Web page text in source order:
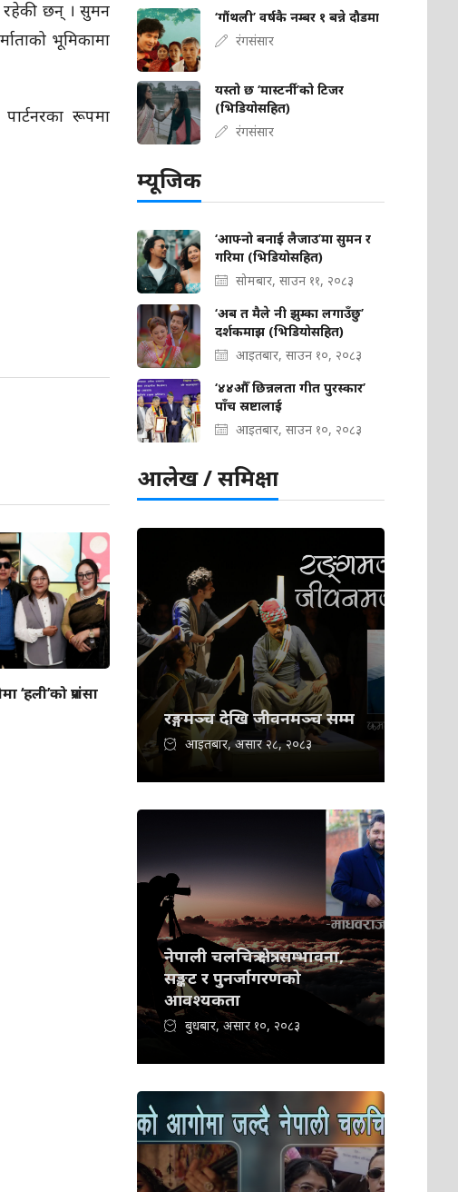
रहेकी छन् । सुमन
भूमिकामा
रूपमा
‘हली’को प्रशंसा
‘गौंथली’ वर्षकै नम्बर १ बन्ने दौडमा
रंगसंसार
यस्तो छ ‘मास्टर्नी’को टिजर
(भिडियोसहित)
रंगसंसार
म्यूजिक
‘आफ्नो बनाई लैजाउ’मा सुमन र
गरिमा (भिडियोसहित)
सोमबार, साउन ११, २०८३
‘अब त मैले नी झुम्का लगाउँछु’
दर्शकमाझ (भिडियोसहित)
आइतबार, साउन १०, २०८३
‘४४औँ छिन्नलता गीत पुरस्कार’
पाँच स्रष्टालाई
आइतबार, साउन १०, २०८३
आलेख / समिक्षा
रङ्गमञ्च देखि जीवनमञ्च सम्म
आइतबार, असार २८, २०८३
नेपाली चलचित्र क्षेत्र: सम्भावना,
सङ्कट र पुनर्जागरणको
आवश्यकता
बुधबार, असार १०, २०८३